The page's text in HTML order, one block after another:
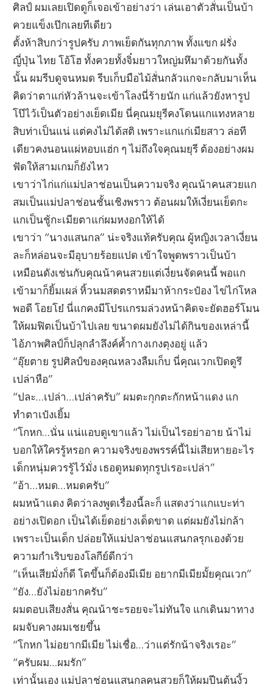
ศิลป์ ผมเลยเปิดดูก็เจอเข้าอย่างว่า เล่นเอาตัวสั่นเป็นบ้า
ควยแข็งเป๊กเลยทีเดียว
ตั้งห้าสิบกว่ารูปครับ ภาพเย็ดกันทุกภาพ ทั้งแขก ฝรั่ง
ญี่ปุ่น ไทย โอ้โฮ ทั้งควยทั้งจิ๋มยาวใหญ่มหึมาด้วยกันทั้ง
นั้น ผมรีบดูจนหมด รีบเก็บมือไม้สั่นกลัวแกจะกลับมาเห็น
คิดว่าตาแก่หัวล้านจะเข้าโลงนี่ร้ายนัก แก่แล้วยังหารูป
โป๊ไว้เป็นตัวอย่างเย็ดเมีย นี่คุณมยุรีคงโดนแกแทงหลาย
สิบท่าเป็นแน่ แต่คงไม่ได้สติ เพราะแกแก่เมียสาว ล่อที
เดียวคงนอนแผ่หอบแฮ่ก ๆ ไม่ถึงใจคุณมยุรี ต้องอย่างผม
ฟัดให้สามเกมก็ยังไหว
เขาว่าไก่แก่แม่ปลาช่อนเป็นความจริง คุณน้าคนสวยแก
สมเป็นแม่ปลาช่อนชั้นเชิงพราว ต้อนผมให้เงี่ยนเย็ดกะ
แกเป็นชู้กะเมียตาแก่ผมหงอกให้ได้
เขาว่า “นางแสนกล” น่ะจริงแท้ครับคุณ ผู้หญิงเวลาเงี่ยน
ละก็หล่อนจะมีอุบายร้อยแปด เข้าใจพูดพราวเป็นบ้า
เหมือนดังเช่นกับคุณน้าคนสวยแต่เงี่ยนจัดคนนี้ พอแก
เข้ามาก็ยิ้มเผล่ หิ้วนมสดตราหมีมาห้ากระป๋อง ไข่ไก่โหล
พอดี โอยโย๋ นี่แกคงมีโปรแกรมล่วงหน้าคิดจะยัดฮอร์โมน
ให้ผมฟิตเป็นบ้าไปเลย ขนาดผมยังไม่ได้กินของเหล่านี้
ไอ้ภาพศิลป์ก็ปลุกลำลึงค์ค้ำกางเกงตุงอยู่ แล้ว
“อุ๊ยตาย รูปศิลป์ของคุณหลวงลืมเก็บ นี่คุณเวกเปิดดูรึ
เปล่าหือ”
“ปละ…เปล่า…เปล่าครับ” ผมตะกุกตะกักหน้าแดง แก
ทำตาเป๋งเยิ้ม
“โกหก…นั่น แน่แอบดูเขาแล้ว ไม่เป็นไรอย่าอาย น้าไม่
บอกให้ใครรู้หรอก ความจริงของพรรค์นี้ไม่เสียหายอะไร
เด็กหนุ่มควรรู้ไว้มั่ง เธอดูหมดทุกรูปเรอะเปล่า”
“อ้า…หมด…หมดครับ”
ผมหน้าแดง คิดว่าลงพูดเรื่องนี้ละก็ แสดงว่าแกแบะท่า
อย่างเปิดอก เป็นได้เย็ดอย่างเด็ดขาด แต่ผมยังไม่กล้า
เพราะเป็นเด็ก ปล่อยให้แม่ปลาช่อนแสนกลรุกเองด้วย
ความกำเริบของโลกีย์ดีกว่า
“เห็นเสียมั่งก็ดี โตขึ้นก็ต้องมีเมีย อยากมีเมียมั้ยคุณเวก”
“ยัง…ยังไม่อยากครับ”
ผมตอบเสียงสั่น คุณน้าชะรอยจะไม่ทันใจ แกเดินมาทาง
ผมจับคางผมเชยขึ้น
“โกหก ไม่อยากมีเมีย ไม่เชื่อ…ว่าแต่รักน้าจริงเรอะ”
“ครับผม…ผมรัก”
เท่านั้นเอง แม่ปลาช่อนแสนกลคนสวยก็ให้ผมปีนต้นงิ้ว